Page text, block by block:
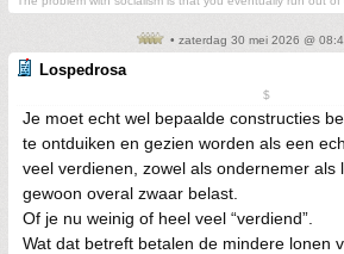
• zaterdag 30 mei 2026 @
Lospedrosa
$
Je moet echt wel bepaalde constructies
te ontduiken en gezien worden als een
veel verdienen, zowel als ondernemer als
gewoon overal zwaar belast.
Of je nu weinig of heel veel “verdiend”.
Wat dat betreft betalen de mindere lonen